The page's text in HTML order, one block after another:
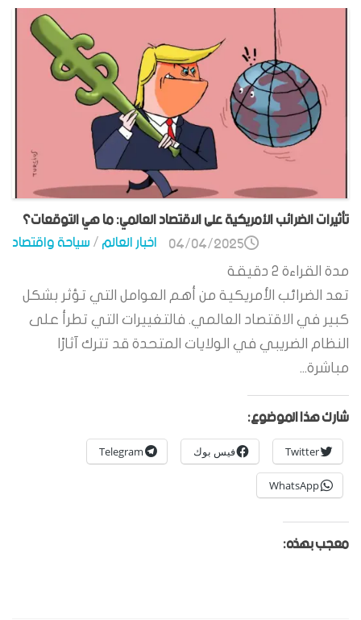
تأثيرات الضرائب الأمريكية على الاقتصاد العالمي: ما هي التوقعات؟
اخبار العالم/سياحة واقتصاد 04/04/2025
مدة القراءة 2 دقيقة
تعد الضرائب الأمريكية من أهم العوامل التي تؤثر بشكل
كبير في الاقتصاد العالمي. فالتغييرات التي تطرأ على
النظام الضريبي في الولايات المتحدة قد تترك آثارًا
مباشرة...
شارك هذا الموضوع:
Twitter فيس بوك Telegram
WhatsApp
معجب بهذه: